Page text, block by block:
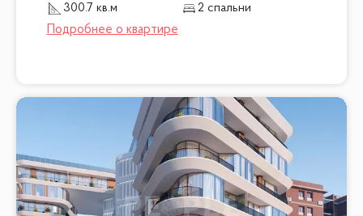
300.7 кв.м
2 спальни